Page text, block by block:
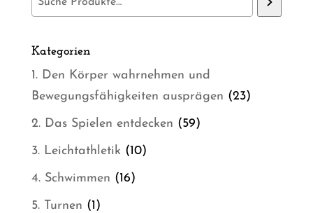
Kategorien
1. Den Körper wahrnehmen und
Bewegungsfähigkeiten ausprägen
2323
2. Das Spielen entdecken 5959
3. Leichtathletik 1010
4. Schwimmen 1616
5. Turnen 11